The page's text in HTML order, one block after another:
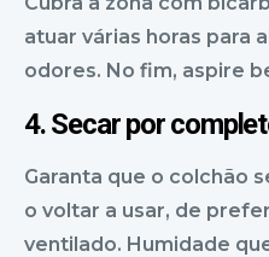
atuar várias horas para
odores. No fim, aspire
4. Secar por
Garanta que o colchão
o voltar a usar, de
ventilado. Humidade